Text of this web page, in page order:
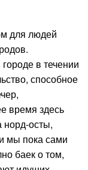
для людей
в течении
способное
время здесь
норд-осты,
мы пока сами
баек о том,